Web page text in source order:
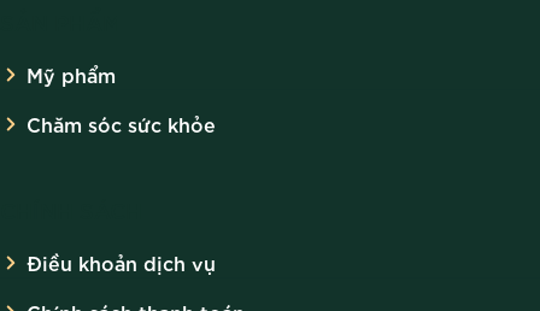
Mỹ phẩm
Chăm sóc sức khỏe
Điều khoản dịch vụ